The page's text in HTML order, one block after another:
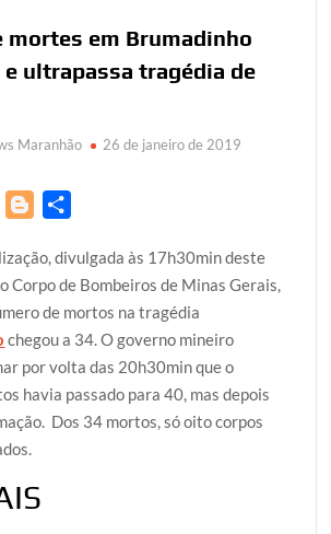
mortes em Brumadinho
e ultrapassa tragédia de
Maranhão 26 de janeiro de 2019
W
a
o
g
g
e
r
a
r
e
divulgada às 17h30min deste
Corpo de Bombeiros de Minas Gerais,
de mortos na tragédia
chegou a 34. O governo mineiro
por volta das 20h30min que o
havia passado para 40, mas depois
Dos 34 mortos, só oito corpos